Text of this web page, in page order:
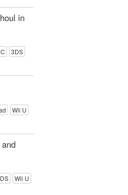
in
3DS
Wii U
Wii U